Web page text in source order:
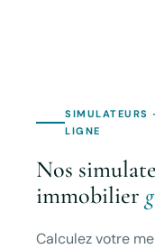
SIMULATEURS
LIGNE
Nos
immobilier
Calculez votre